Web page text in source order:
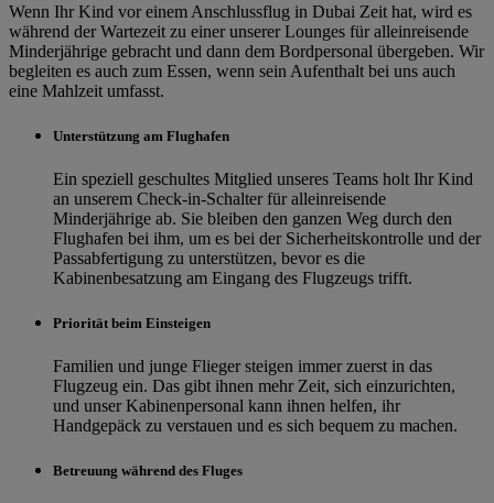
Wenn Ihr Kind vor einem Anschlussflug in Dubai Zeit hat, wird es
während der Wartezeit zu einer unserer Lounges für alleinreisende
Minderjährige gebracht und dann dem Bordpersonal übergeben. Wir
begleiten es auch zum Essen, wenn sein Aufenthalt bei uns auch
eine Mahlzeit umfasst.
Unterstützung am Flughafen
Ein speziell geschultes Mitglied unseres Teams holt Ihr Kind
an unserem Check-in-Schalter für alleinreisende
Minderjährige ab. Sie bleiben den ganzen Weg durch den
Flughafen bei ihm, um es bei der Sicherheitskontrolle und der
Passabfertigung zu unterstützen, bevor es die
Kabinenbesatzung am Eingang des Flugzeugs trifft.
Priorität beim Einsteigen
Familien und junge Flieger steigen immer zuerst in das
Flugzeug ein. Das gibt ihnen mehr Zeit, sich einzurichten,
und unser Kabinenpersonal kann ihnen helfen, ihr
Handgepäck zu verstauen und es sich bequem zu machen.
Betreuung während des Fluges